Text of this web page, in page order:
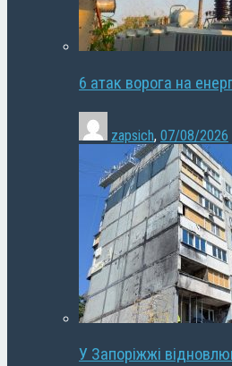
6 атак ворога на
zapsich, 07/08/2026
У Запоріжжі